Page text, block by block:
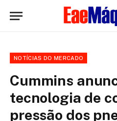
NOTÍCIAS DO MERCADO
Cummins
tecnologia de
pressão dos